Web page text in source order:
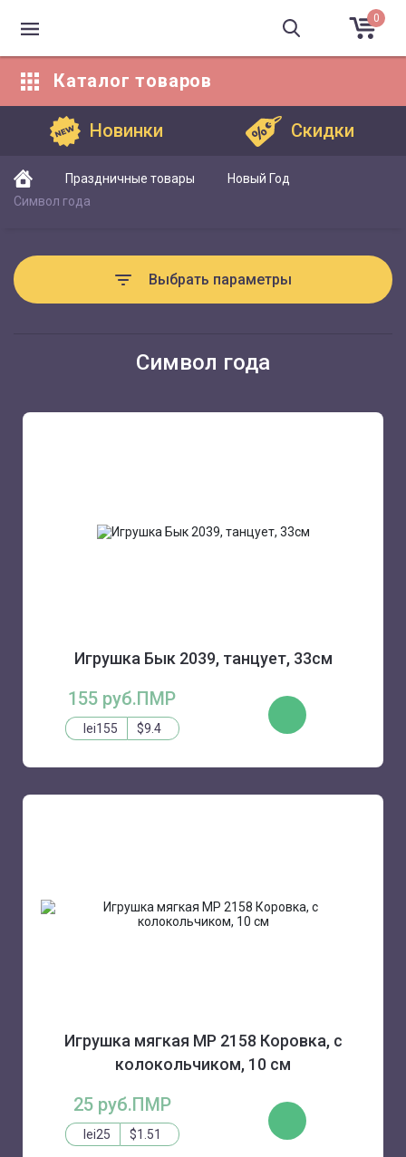
0
Каталог товаров
Новинки Скидки
Праздничные товары
Новый Год
Символ года
Выбрать параметры
Символ года
Игрушка Бык 2039, танцует, 33см
155 руб.ПМР
lei155 $9.4
КУПИТЬ
Игрушка мягкая MP 2158 Коровка, с
колокольчиком, 10 см
25 руб.ПМР
lei25 $1.51
КУПИТЬ